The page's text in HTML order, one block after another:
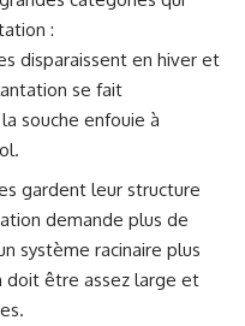
:
disparaissent en hiver et
se fait
souche enfouie à
gardent leur structure
demande plus de
système racinaire plus
être assez large et